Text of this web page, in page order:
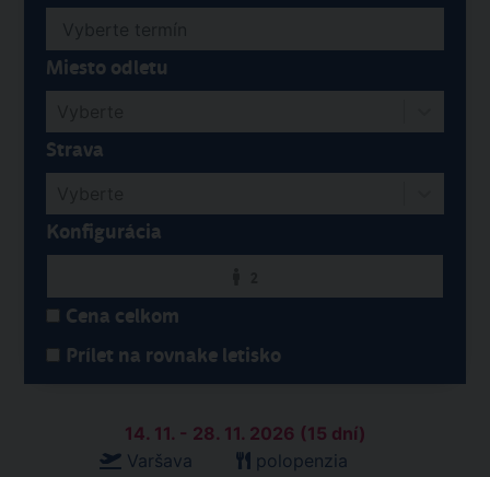
Miesto odletu
Strava
Konfigurácia
Cena celkom
Prílet na rovnake letisko
14. 11. - 28. 11. 2026 (15 dní)
Varšava
polopenzia